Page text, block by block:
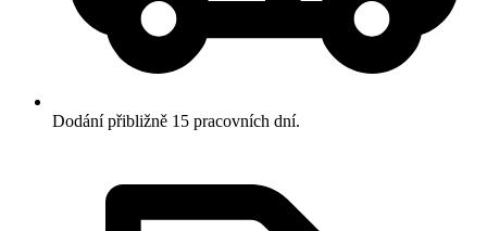
Dodání přibližně 15 pracovních dní.